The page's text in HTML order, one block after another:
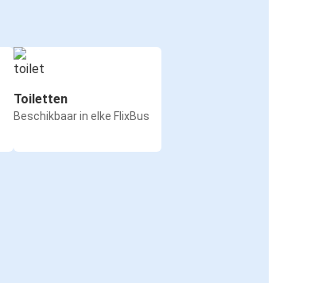
Toiletten
Beschikbaar in elke FlixBus